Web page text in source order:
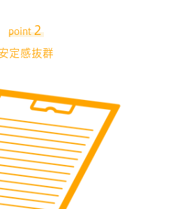
point２
定感抜群